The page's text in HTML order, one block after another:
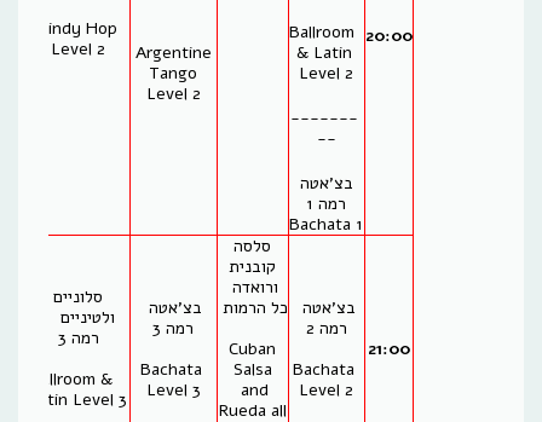
20:00
Ballroom
& Latin
Level 2
-------
--
בצ'אטה
רמה 1
1 Bachata
Argentine
Tango
Level 2
Lindy Hop
Level 2
21:00
בצ'אטה
רמה 2
Bachata
Level 2
סלסה
קובנית
ורואדה
כל הרמות
Cuban
Salsa
and
Rueda all
בצ'אטה
רמה 3
Bachata
Level 3
סלוניים
ולטיניים
רמה 3
Ballroom &
Latin Level 3